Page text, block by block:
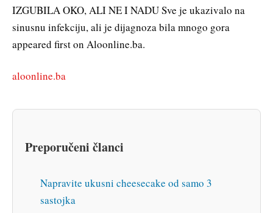
IZGUBILA OKO, ALI NE I NADU Sve je ukazivalo na
sinusnu infekciju, ali je dijagnoza bila mnogo gora
appeared first on Aloonline.ba.
aloonline.ba
Preporučeni članci
Napravite ukusni cheesecake od samo 3
sastojka